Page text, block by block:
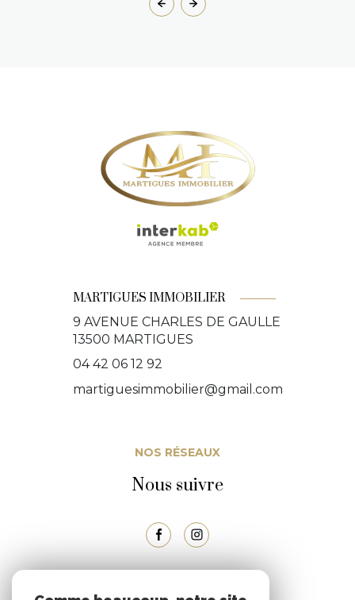
MARTIGUES IMMOBILIER
9 AVENUE CHARLES DE GAULLE
13500 MARTIGUES
04 42 06 12 92
martiguesimmobilier@gmail.com
NOS RÉSEAUX
Nous suivre
ADHÉRENTS